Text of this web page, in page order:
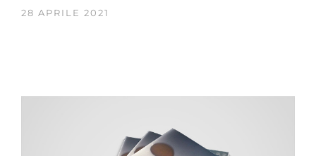
28 APRILE 2021